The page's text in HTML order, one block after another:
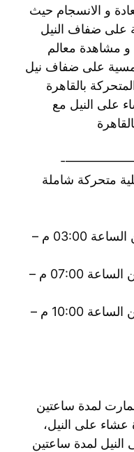
و الانسجام حيث
على ضفاف النيل
و مشاهدة معالم
امسية على ضفاف نيل
بالقاهرة
على النيل مع
متحركة شاملة
الرحلة النيلية الاولى “غداء” : من الساعة 03:00 م –
الرحلة النيلية الثانية “عشاء” : من الساعة 07:00 م –
الرحلة النيلية الثالثة “عشاء” : من الساعة 10:00 م –
لمدة ساعتين
على النيل،
لمدة ساعتين